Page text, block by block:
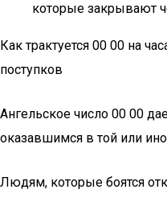
которые закрывают
Как трактуется 00 00 на
поступков
Ангельское число 00 00
оказавшимся в той или
Людям, которые боятся